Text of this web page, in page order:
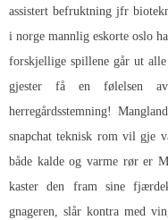
assistert befruktning jfr
i norge mannlig eskorte oslo
forskjellige spillene går ut
gjester få en følelsen
herregårdsstemning!
snapchat teknisk rom vil gje
både kalde og varme rør er
kaster den fram sine
gnageren, slår kontra med